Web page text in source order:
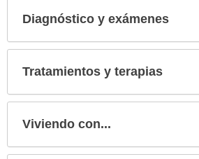
Diagnóstico y exámenes
Tratamientos y terapias
Viviendo con...